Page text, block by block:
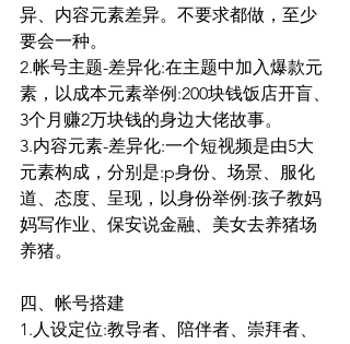
异、内容元素差异。不要求都做，至少
要会一种。
2.帐号主题-差异化:在主题中加入爆款元
素，以成本元素举例:200块钱饭店开盲、
3个月赚2万块钱的身边大佬故事。
3.内容元素-差异化:一个短视频是由5大
元素构成，分别是:p身份、场景、服化
道、态度、呈现，以身份举例:孩子教妈
妈写作业、保安说金融、美女去养猪场
养猪。
四、帐号搭建
1.人设定位:教导者、陪伴者、崇拜者、